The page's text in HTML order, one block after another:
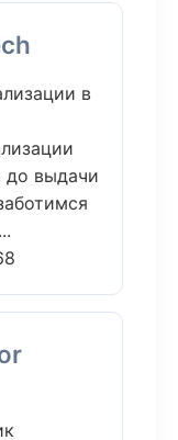
в
до выдачи